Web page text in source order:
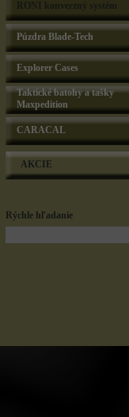
Púzdra Blade-Tech
Explorer Cases
Taktické batohy a tašky
Maxpedition
CARACAL
AKCIE
Rýchle hľadanie